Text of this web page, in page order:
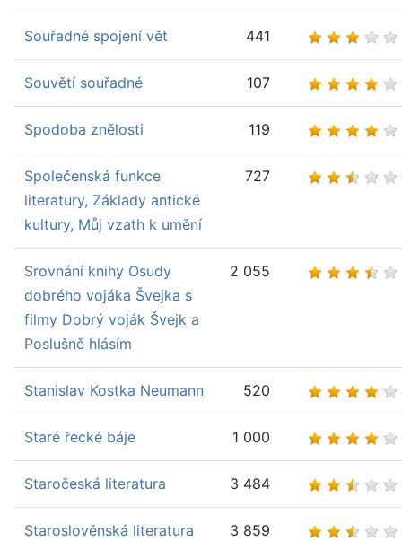
Souřadné spojení vět 441
Souvětí souřadné 107
Spodoba znělosti 119
Společenská funkce
literatury, Základy antické
kultury, Můj vzath k umění
727
Srovnání knihy Osudy
dobrého vojáka Švejka s
filmy Dobrý voják Švejk a
Poslušně hlásím
2 055
Stanislav Kostka Neumann 520
Staré řecké báje 1 000
Staročeská literatura 3 484
Staroslověnská literatura 3 859